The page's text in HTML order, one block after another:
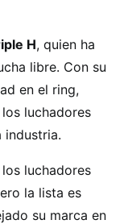
H, quien ha
libre. Con su
en el ring,
luchadores
industria.
luchadores
la lista es
su marca en